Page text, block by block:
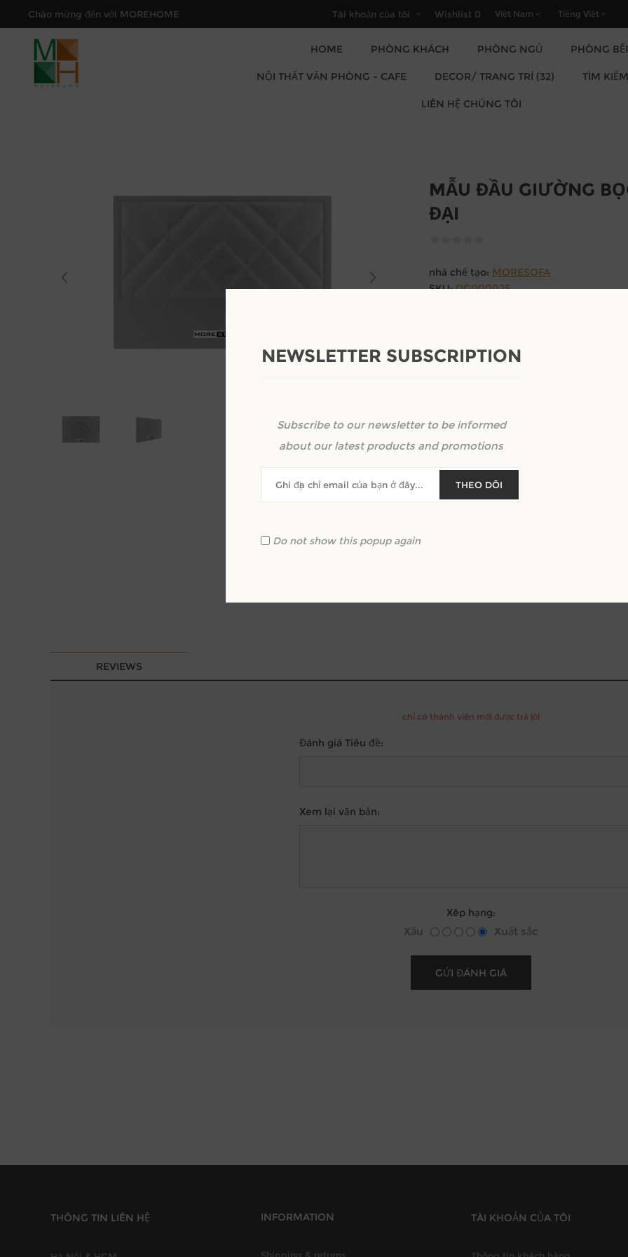
Chào mừng đến với MOREHOME Tài khoản của tôi Wishlist 0
HOME PHÒNG KHÁCH PHÒNG NGỦ PHÒNG
NỘI THẤT VĂN PHÒNG - CAFE DECOR/ TRANG TRÍ (32) TÌM KIẾM
LIÊN HỆ CHÚNG TÔI
MẪU ĐẦU GIƯỜNG
ĐẠI
nhà chế tạo: MORESOFA
SKU: DG000025
hiện đại.
REVIEWS
chỉ có thành viên mới được trả lời
Đánh giá Tiêu đề:
Xem lại văn bản:
Xêp hạng:
Xấu Xuất sắc
THÔNG TIN LIÊN HỆ INFORMATION TÀI KHOẢN CỦA TÔI
NEWSLETTER SUBSCRIPTION
Subscribe to our newsletter to be informed
about our latest products and promotions
THEO DÕI
Do not show this popup again